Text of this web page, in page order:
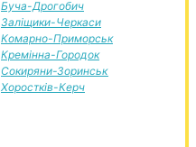
Буча-Дрогобич
Заліщики-Черкаси
Комарно-Приморськ
Кремінна-Городок
Сокиряни-Зоринськ
Хоростків-Керч